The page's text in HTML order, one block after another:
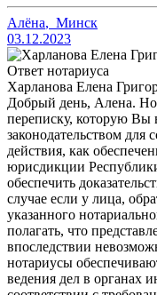
Алёна, Минск
03.12.2023
Ответ нотариуса
Харланова Елена
Добрый день, Алена.
переписку, которую Вы
законодательством для
действия, как
юрисдикции
обеспечить
случае если у лица,
указанного
полагать, что
впоследствии
нотариусы
ведения дел в органах